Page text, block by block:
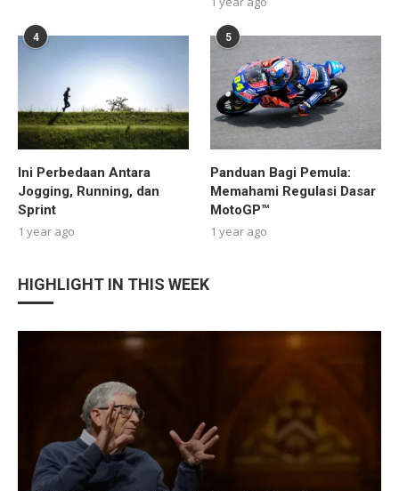
4
Ini Perbedaan Antara
Jogging, Running, dan
Sprint
1 year ago
5
Panduan Bagi Pemula:
Memahami Regulasi Dasar
MotoGP™
1 year ago
HIGHLIGHT IN THIS WEEK